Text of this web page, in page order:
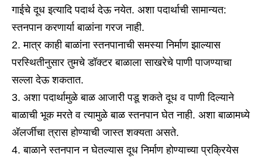
गाईचे दूध इत्यादि पदार्थ देऊ नयेत. अशा पदार्थाची सामान्यत:
स्तनपान करणार्या बाळांना गरज नाही.
मात्र काही बाळांना स्तनपानाची समस्या निर्माण झाल्यास
परस्थितीनुसार तुमचे डॉक्टर बाळाला साखरेचे पाणी पाजण्याचा
सल्ला देऊ शकतात.
अशा पदार्थामुळे बाळ आजारी पडू शकते दूध व पाणी दिल्याने
बाळाची भूक मरते व त्यामुळे बाळ स्तनपान घेत नाही. अशा बाळामध्ये
अ‍ॅलर्जीचा त्रास होण्याची जास्त शक्यता असते.
बाळाने स्तनपान न घेतल्यास दूध निर्माण होण्याच्या प्रक्रियेस